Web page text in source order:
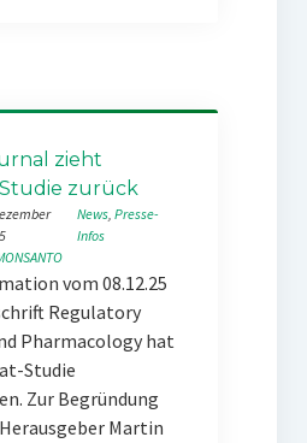
zieht
zurück
News, Presse-
Infos
vom 08.12.25
Regulatory
Pharmacology hat
Studie
Zur Begründung
Martin